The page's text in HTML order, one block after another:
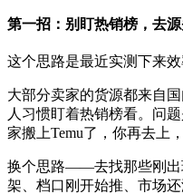
第一招：别盯热销榜，去
这个思路是最近实测下来效
大部分卖家的货源都来自
人习惯盯着热销榜看。问
家搬上Temu了，你再去上
换个思路——去找那些刚出
架、档口刚开始推、市场还